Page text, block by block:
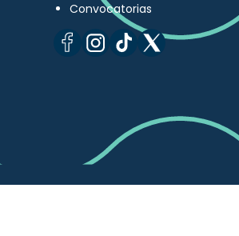
Convocatorias